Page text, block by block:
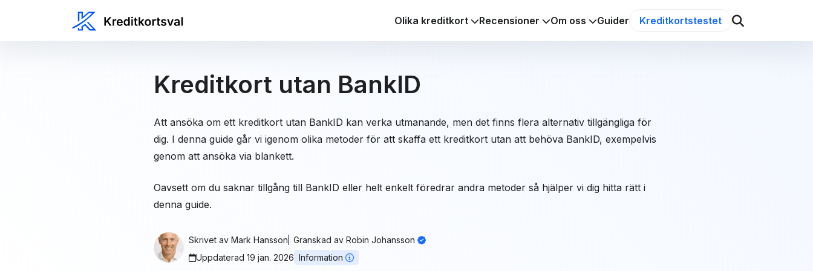
Olika kreditkort Recensioner Om oss Guider Kreditkortstestet
Kreditkort utan BankID
Att ansöka om ett kreditkort utan BankID kan verka utmanande, men det finns flera alternativ tillgängliga för
dig. I denna guide går vi igenom olika metoder för att skaffa ett kreditkort utan att behöva BankID, exempelvis
genom att ansöka via blankett.
Oavsett om du saknar tillgång till BankID eller helt enkelt föredrar andra metoder så hjälper vi dig hitta rätt i
denna guide.
Skrivet av Mark Hansson Granskad av Robin Johansson
Uppdaterad 19 jan. 2026 Information